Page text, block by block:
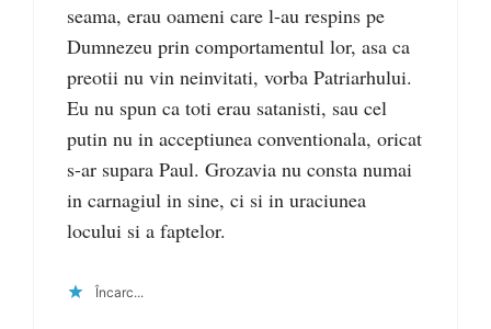
seama, erau oameni care l-au respins pe
Dumnezeu prin comportamentul lor, asa ca
preotii nu vin neinvitati, vorba Patriarhului.
Eu nu spun ca toti erau satanisti, sau cel
putin nu in acceptiunea conventionala, oricat
s-ar supara Paul. Grozavia nu consta numai
in carnagiul in sine, ci si in uraciunea
locului si a faptelor.
Încarc...